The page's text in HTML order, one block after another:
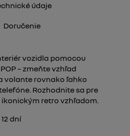
údaje
Doručenie
vozidla pomocou
– zmeňte vzhľad
volante rovnako ľahko
Rozhodnite sa pre
ikonickým retro vzhľadom.
12 dní